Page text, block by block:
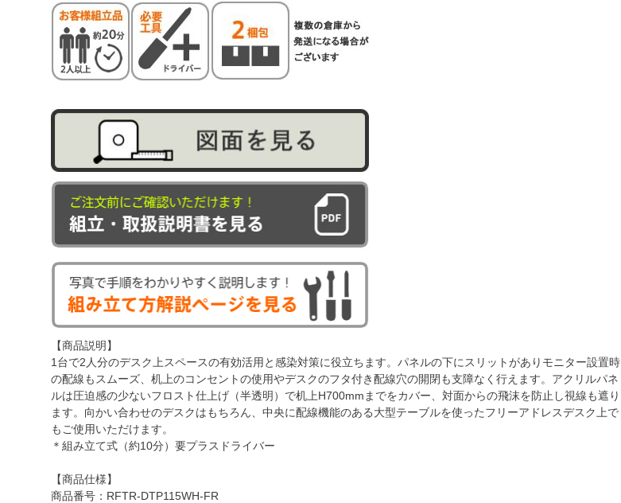
【商品説明】
1台で2人分のデスク上スペースの有効活用と感染対策に役立ちます。パネルの下にスリットがありモニター設置時
の配線もスムーズ、机上のコンセントの使用やデスクのフタ付き配線穴の開閉も支障なく行えます。アクリルパネ
ルは圧迫感の少ないフロスト仕上げ（半透明）で机上H700mmまでをカバー、対面からの飛沫を防止し視線も遮り
ます。向かい合わせのデスクはもちろん、中央に配線機能のある大型テーブルを使ったフリーアドレスデスク上で
もご使用いただけます。
＊組み立て式（約10分）要プラスドライバー
【商品仕様】
商品番号：RFTR-DTP115WH-FR